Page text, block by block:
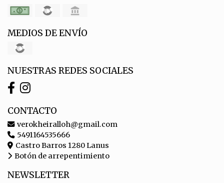
MEDIOS DE ENVÍO
NUESTRAS REDES SOCIALES
CONTACTO
verokheiralloh@gmail.com
5491164535666
Castro Barros 1280 Lanus
Botón de arrepentimiento
NEWSLETTER